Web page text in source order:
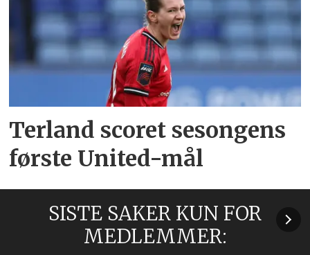
Terland scoret sesongens
første United-mål
SISTE SAKER KUN FOR
MEDLEMMER: